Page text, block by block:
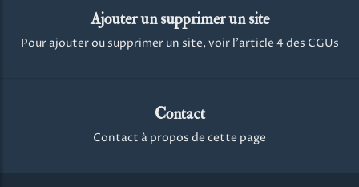
Ajouter un supprimer un site
Pour ajouter ou supprimer un site, voir l'article 4 des CGUs
Contact
Contact à propos de cette page